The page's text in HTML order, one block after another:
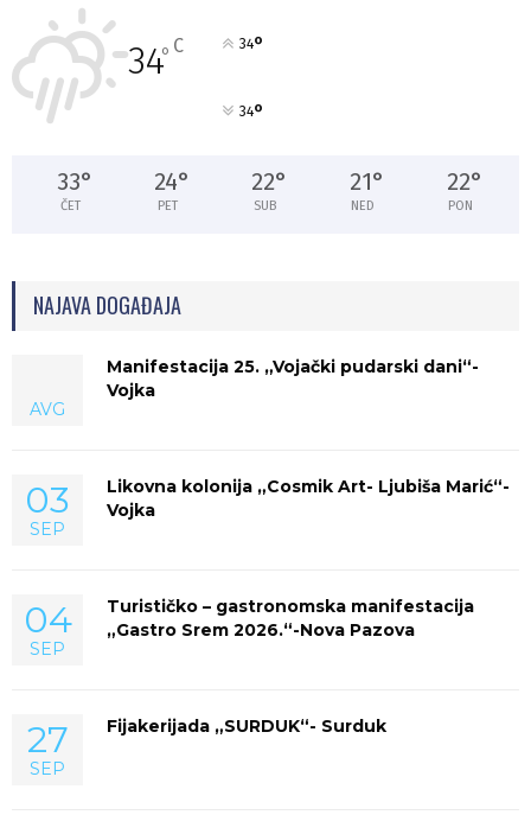
34° C 34°
34°
33°
ČET
24°
PET
22°
SUB
21°
NED
22°
PON
NAJAVA DOGAĐAJA
AVG
Manifestacija 25. „Vojački pudarski dani“-
Vojka
03
SEP
Likovna kolonija „Cosmik Art- Ljubiša Marić“-
Vojka
04
SEP
Turističko – gastronomska manifestacija
„Gastro Srem 2026.“-Nova Pazova
27
SEP
Fijakerijada „SURDUK“- Surduk